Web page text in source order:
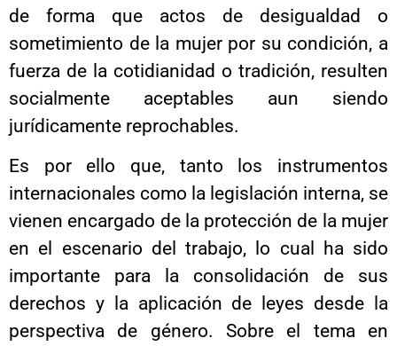
de forma que actos de desigualdad o
sometimiento de la mujer por su condición, a
fuerza de la cotidianidad o tradición, resulten
socialmente aceptables aun siendo
jurídicamente reprochables.
Es por ello que, tanto los instrumentos
internacionales como la legislación interna, se
vienen encargado de la protección de la mujer
en el escenario del trabajo, lo cual ha sido
importante para la consolidación de sus
derechos y la aplicación de leyes desde la
perspectiva de género. Sobre el tema en